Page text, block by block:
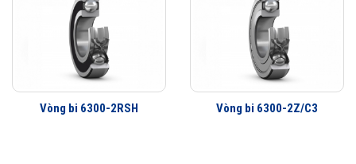
Vòng bi 6300-2RSH Vòng bi 6300-2Z/C3